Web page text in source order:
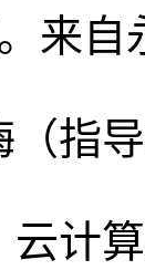
来自
（指
云计